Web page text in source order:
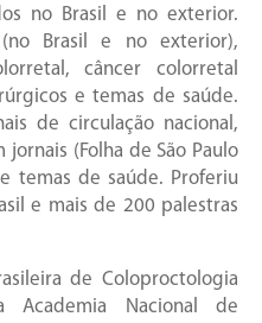
no Brasil e no exterior.
Brasil e no exterior),
câncer colorretal
e temas de saúde.
de circulação nacional,
(Folha de São Paulo
temas de saúde. Proferiu
e mais de 200 palestras
de Coloproctologia
Academia Nacional de